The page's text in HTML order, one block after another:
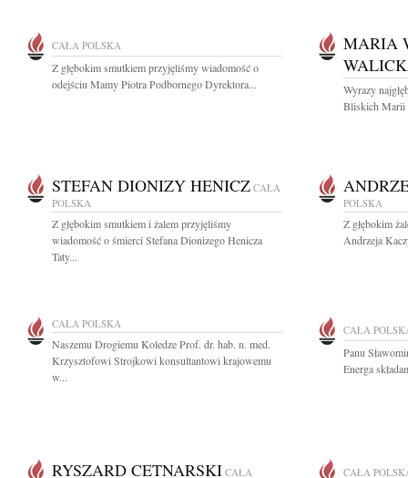
CAŁA POLSKA
Z głębokim smutkiem przyjęliśmy wiadomość o
odejściu Mamy Piotra Podbornego Dyrektora...
MARIA
Wyrazy
Bliskich Marii
STEFAN DIONIZY HENICZ CAŁA
POLSKA
Z głębokim smutkiem i żalem przyjęliśmy
wiadomość o śmierci Stefana Dionizego Henicza
Taty...
POLSKA
Z głębokim
Andrzeja
CAŁA POLSKA
Naszemu Drogiemu Koledze Prof. dr. hab. n. med.
Krzysztofowi Strojkowi konsultantowi krajowemu
w...
CAŁA
Panu
Energa
RYSZARD CETNARSKI CAŁA
CAŁA